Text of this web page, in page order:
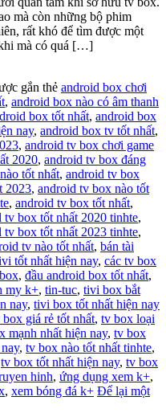
mà còn những bộ phim
rất khó để tìm được một
mà có quá […]
gắn thẻ android box chơi
, android box nào có âm thanh
box tốt nhất, android box
nay, android box tv tốt nhất,
, android tv box chơi game
2020, android tv box đáng
tốt nhất, android tv box
2023, android tv box nào tốt
, android tv box tốt nhất,
tv box tốt nhất 2020 tinhte,
tv box tốt nhất 2023 tinhte,
tv nào tốt nhất, bán tài
tốt nhất hiện nay, các tv box
, đầu android box tốt nhất,
my k+, tin-tuc, tivi box bắt
nay, tivi box tốt nhất hiện nay
box giá rẻ tốt nhất, tv box loại
mạnh nhất hiện nay, tv box
, tv box nào tốt nhất tinhte,
tv box tốt nhất hiện nay, tv box
hinh, ứng dụng xem k+,
, xem bóng đá k+ Để lại một